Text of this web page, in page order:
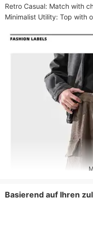
​​Retro Casual​​: Match with
​​Minimalist Utility​​: Top with
Basierend auf Ihren